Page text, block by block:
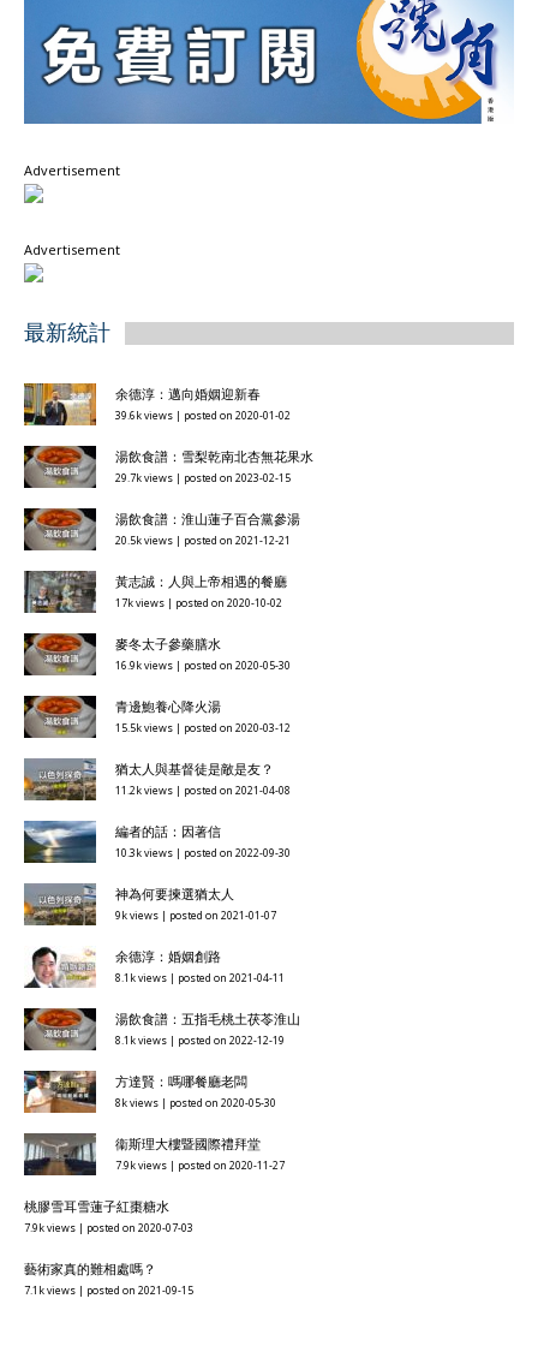
Advertisement
Advertisement
最新統計
余德淳：邁向婚姻迎新春
39.6k views | posted on 2020-01-02
湯飲食譜：雪梨乾南北杏無花果水
29.7k views | posted on 2023-02-15
湯飲食譜：淮山蓮子百合黨參湯
20.5k views | posted on 2021-12-21
黃志誠：人與上帝相遇的餐廳
17k views | posted on 2020-10-02
麥冬太子參藥膳水
16.9k views | posted on 2020-05-30
青邊鮑養心降火湯
15.5k views | posted on 2020-03-12
猶太人與基督徒是敵是友？
11.2k views | posted on 2021-04-08
編者的話：因著信
10.3k views | posted on 2022-09-30
神為何要揀選猶太人
9k views | posted on 2021-01-07
余德淳：婚姻創路
8.1k views | posted on 2021-04-11
湯飲食譜：五指毛桃土茯苓淮山
8.1k views | posted on 2022-12-19
方達賢：嗎哪餐廳老闆
8k views | posted on 2020-05-30
衞斯理大樓暨國際禮拜堂
7.9k views | posted on 2020-11-27
桃膠雪耳雪蓮子紅棗糖水
7.9k views | posted on 2020-07-03
藝術家真的難相處嗎？
7.1k views | posted on 2021-09-15